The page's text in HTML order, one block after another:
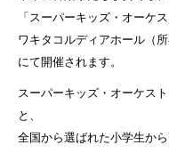
「スーパーキッズ・オーケ
ワキタコルディアホール（
にて開催されます。
スーパーキッズ・オーケス
と、
全国から選ばれた小学生か